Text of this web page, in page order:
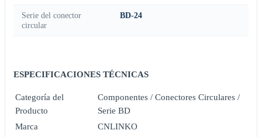
Serie del conector
circular
BD-24
ESPECIFICACIONES TÉCNICAS
Categoría del
Producto
Componentes / Conectores Circulares /
Serie BD
Marca
CNLINKO